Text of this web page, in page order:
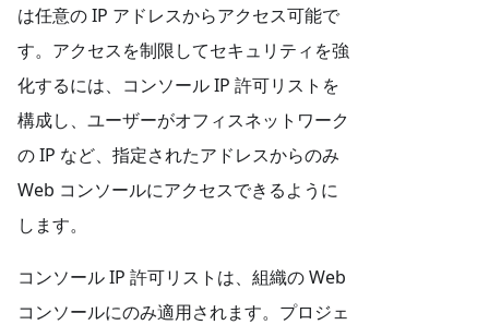
は任意の IP アドレスからアクセス可能で
す。アクセスを制限してセキュリティを強
化するには、コンソール IP 許可リストを
構成し、ユーザーがオフィスネットワーク
の IP など、指定されたアドレスからのみ
Web コンソールにアクセスできるように
します。
コンソール IP 許可リストは、組織の Web
コンソールにのみ適用されます。プロジェ